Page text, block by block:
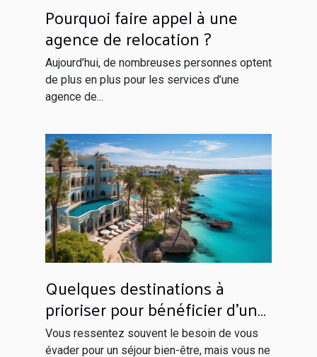
Pourquoi faire appel à une
agence de relocation ?
Aujourd’hui, de nombreuses personnes optent
de plus en plus pour les services d’une
agence de...
Quelques destinations à
prioriser pour bénéficier d’un
séjour inoubliable
Vous ressentez souvent le besoin de vous
évader pour un séjour bien-être, mais vous ne